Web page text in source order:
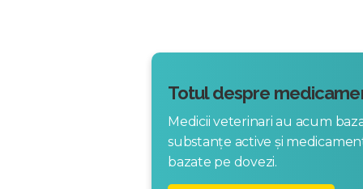
Totul despre
Medicii veterinari au acum
substanțe active și
bazate pe dovezi.